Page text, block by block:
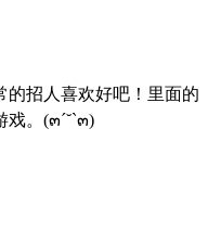
的招人喜欢好吧！里面的
戏。(๓´˘`๓)